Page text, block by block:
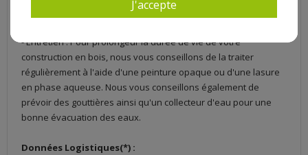
- Entretien : Pour prolongeur la durée de vie de votre
construction en bois, nous vous conseillons de la traiter
régulièrement à l'aide d'une peinture opaque ou d'une lasure
en phase aqueuse. Nous vous conseillons également de
prévoir des gouttières ainsi qu'un collecteur d'eau pour une
bonne évacuation des eaux.
Données Logistiques(*) :
J'accepte